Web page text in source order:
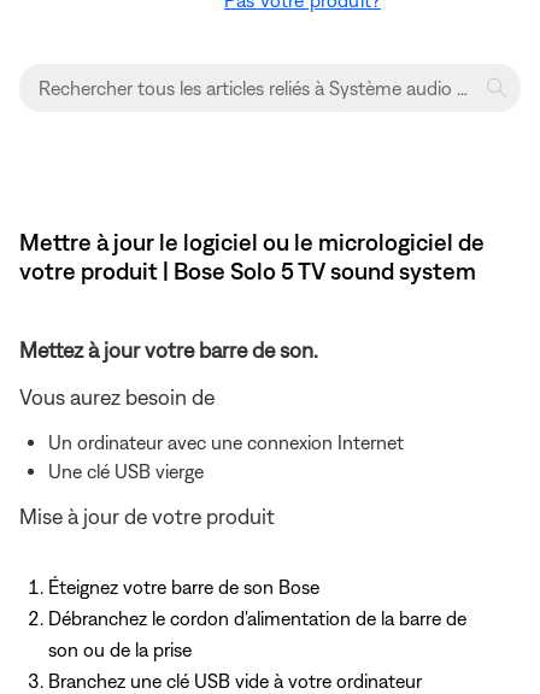
Mettre à jour le logiciel ou le micrologiciel de
votre produit | Bose Solo 5 TV sound system
Mettez à jour votre barre de son.
Vous aurez besoin de
Un ordinateur avec une connexion Internet
Une clé USB vierge
Mise à jour de votre produit
Éteignez votre barre de son Bose
Débranchez le cordon d'alimentation de la barre de
son ou de la prise
Branchez une clé USB vide à votre ordinateur